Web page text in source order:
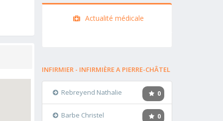
Actualité médicale
INFIRMIER - INFIRMIÈRE A PIERRE-CHÂTEL
0
Rebreyend Nathalie
0
Barbe Christel